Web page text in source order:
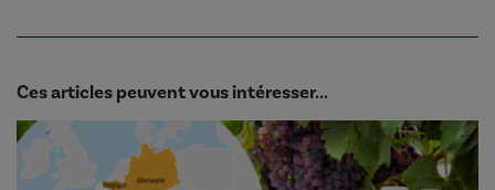
Ces articles peuvent vous intéresser...